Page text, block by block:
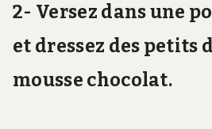
2- Versez dans une
et dressez des petits
mousse chocolat.